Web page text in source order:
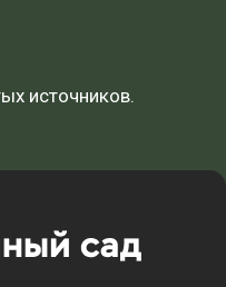
источников.